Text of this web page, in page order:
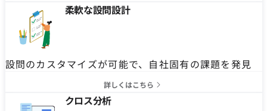
柔軟な設問設計
設問のカスタマイズが可能で、自社固有の課題を発見
詳しくはこちら
クロス分析